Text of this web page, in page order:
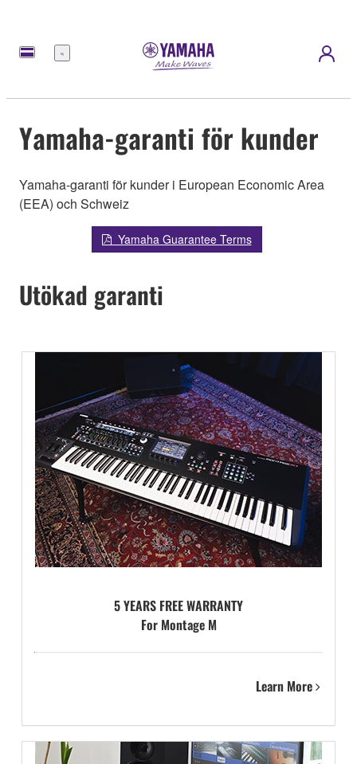
meny
Yamaha-garanti för kunder
Yamaha-garanti för kunder i European Economic Area
(EEA) och Schweiz
Yamaha Guarantee Terms
Utökad garanti
5 YEARS FREE WARRANTY
For Montage M
Learn More